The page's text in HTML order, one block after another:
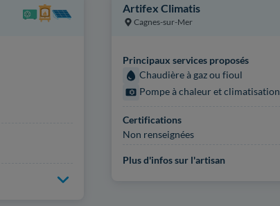
Artifex Climatis
Cagnes-sur-Mer
Principaux services proposés
Chaudière à gaz ou fioul
Pompe à chaleur et climatisation
Certifications
Non renseignées
Plus d'infos sur l'artisan